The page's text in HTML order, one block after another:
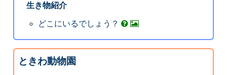
生き物紹介
どこにいるでしょう？
ときわ動物園